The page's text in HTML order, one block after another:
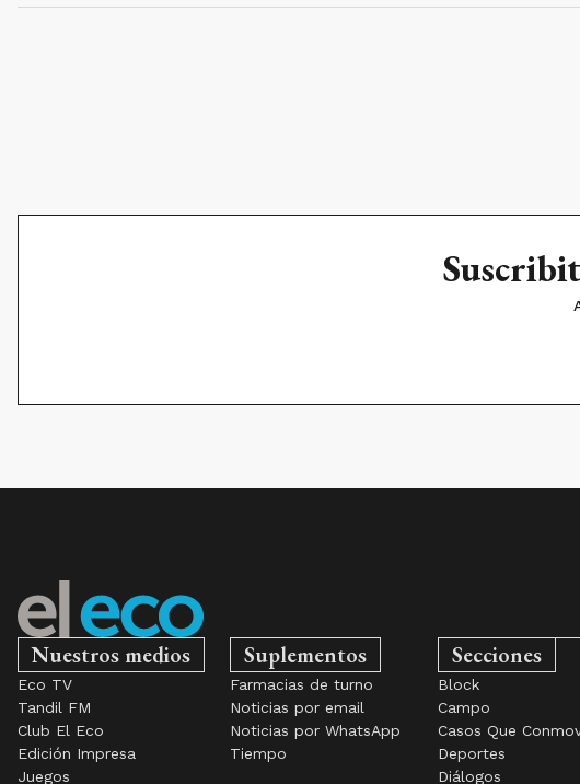
Nuestros medios
Eco TV
Tandil FM
Club El Eco
Edición Impresa
Juegos
Suplementos
Farmacias de turno
Noticias por email
Noticias por WhatsApp
Tiempo
Secciones
Block
Campo
Casos Que
Deportes
Diálogos